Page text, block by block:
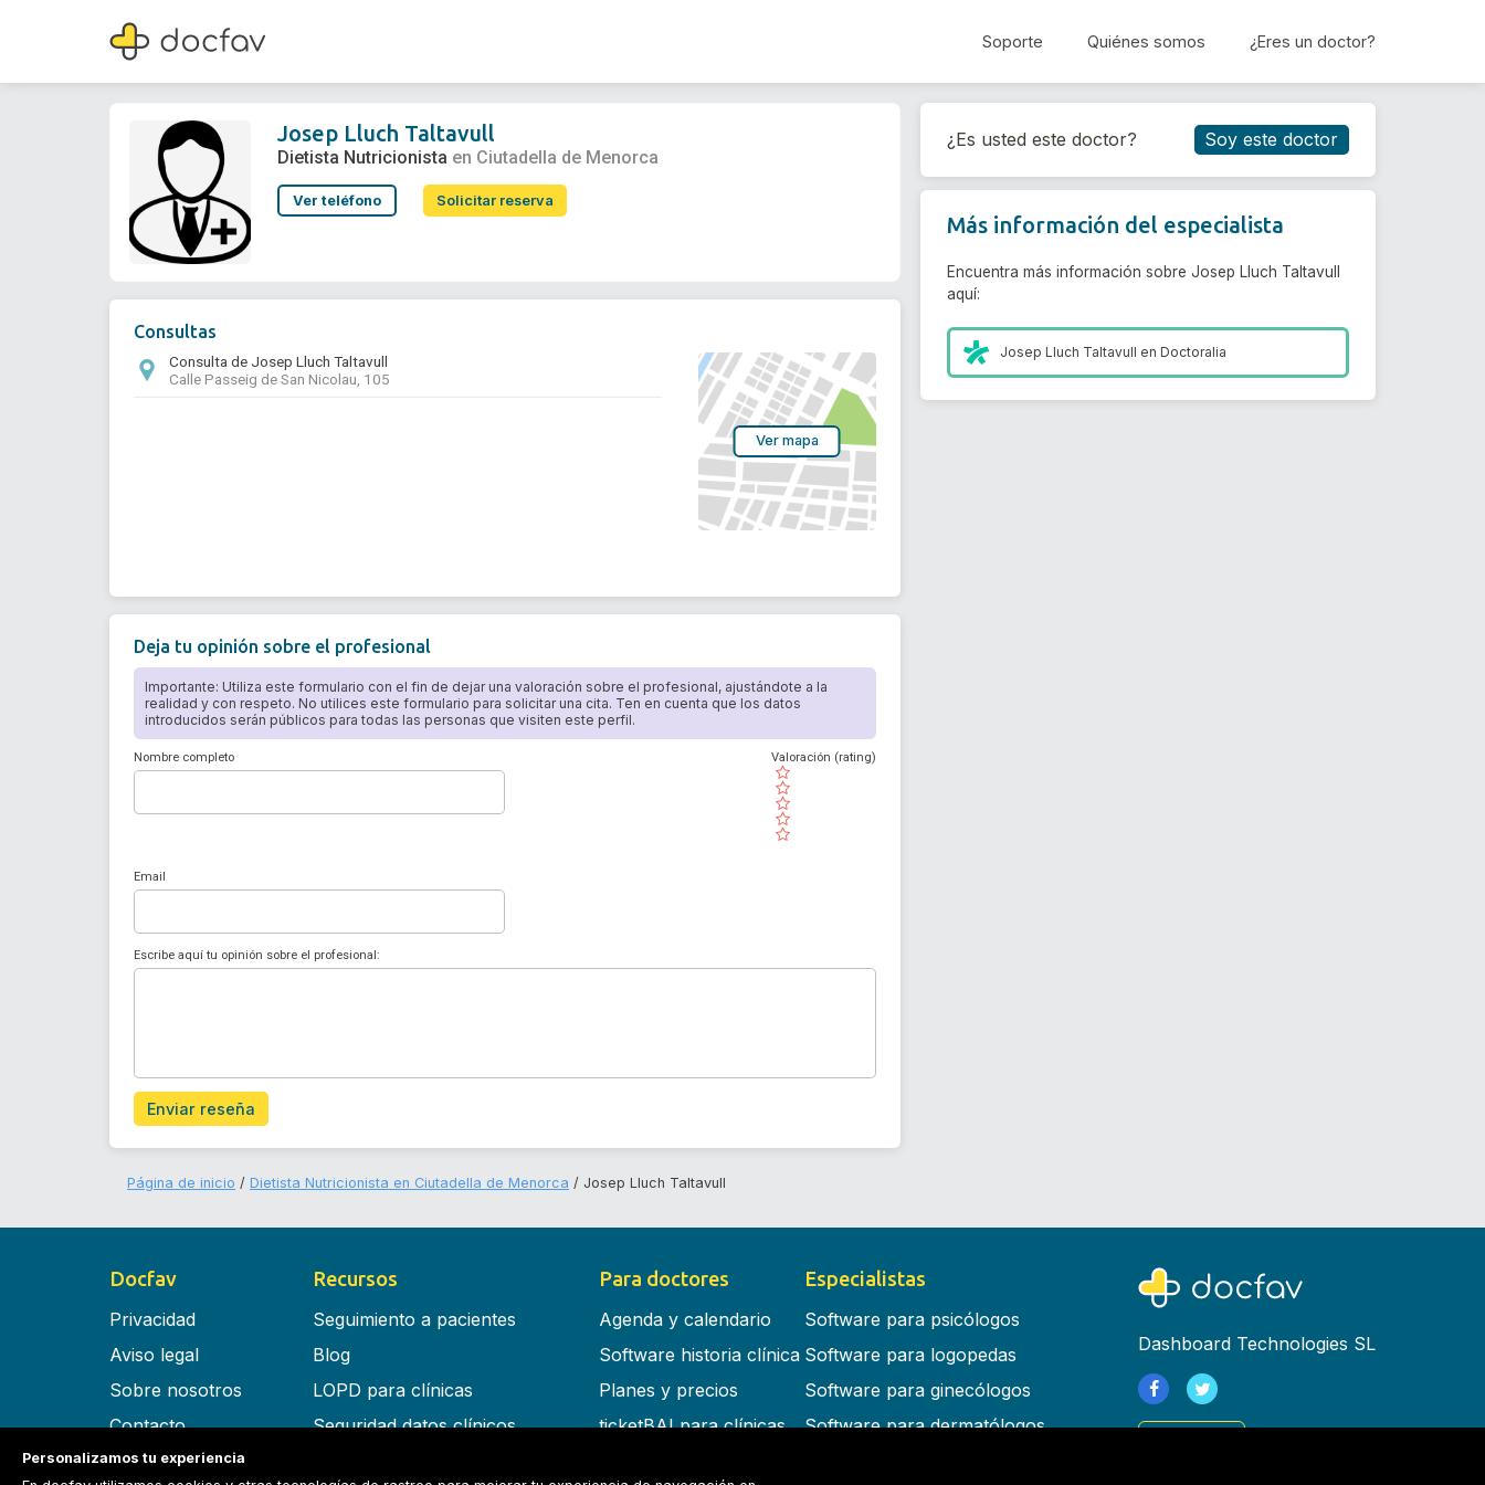
Soporte Quiénes somos ¿Eres un doctor?
Josep Lluch Taltavull
Dietista Nutricionista
Reservar cita
Josep Lluch Taltavull
Dietista Nutricionista en Ciutadella de Menorca
Ver teléfono Solicitar reserva
Consultas
Consulta de Josep Lluch Taltavull
Calle Passeig de San Nicolau, 105
Ver mapa
Deja tu opinión sobre el profesional
Importante: Utiliza este formulario con el fin de dejar una valoración sobre el profesional, ajustándote a la
realidad y con respeto. No utilices este formulario para solicitar una cita. Ten en cuenta que los datos
introducidos serán públicos para todas las personas que visiten este perfil.
Nombre completo
( )
( )
( )
( )
( )
Valoración (rating)
Email
Escribe aquí tu opinión sobre el profesional:
Enviar reseña
¿Es usted este doctor? Soy este doctor
Más información del especialista
Encuentra más información sobre Josep Lluch Taltavull
aquí:
Josep Lluch Taltavull enDoctoralia
Página de inicio Dietista Nutricionista en Ciutadella de Menorca Josep Lluch Taltavull
Docfav
Privacidad
Aviso legal
Sobre nosotros
Contacto
Términos y condiciones
Recursos
Seguimiento a pacientes
Blog
LOPD para clínicas
Seguridad datos clínicos
Para doctores
Agenda y calendario
Software historia clínica
Planes y precios
ticketBAI para clínicas
Especialistas
Software para psicólogos
Software para logopedas
Software para ginecólogos
Software para dermatólogos
Dashboard Technologies SL
Personalizamos tu experiencia